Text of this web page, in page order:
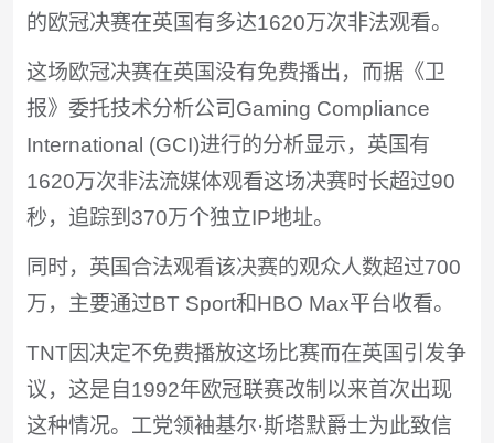
的欧冠决赛在英国有多达1620万次非法观看。
这场欧冠决赛在英国没有免费播出，而据《卫
报》委托技术分析公司Gaming Compliance
International (GCI)进行的分析显示，英国有
1620万次非法流媒体观看这场决赛时长超过90
秒，追踪到370万个独立IP地址。
同时，英国合法观看该决赛的观众人数超过700
万，主要通过BT Sport和HBO Max平台收看。
TNT因决定不免费播放这场比赛而在英国引发争
议，这是自1992年欧冠联赛改制以来首次出现
这种情况。工党领袖基尔·斯塔默爵士为此致信